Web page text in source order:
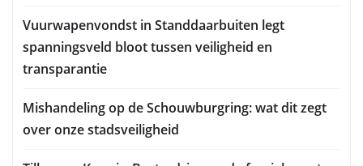
Vuurwapenvondst in Standdaarbuiten legt
spanningsveld bloot tussen veiligheid en
transparantie
Mishandeling op de Schouwburgring: wat dit zegt
over onze stadsveiligheid